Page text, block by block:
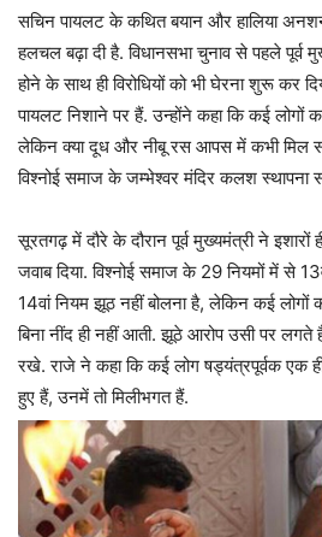
सचिन पायलट के कथित बयान और हालिया
हलचल बढ़ा दी है. विधानसभा चुनाव से पहले पूर्व
होने के साथ ही विरोधियों को भी घेरना शुरू कर
पायलट निशाने पर हैं. उन्होंने कहा कि कई लोगों
लेकिन क्या दूध और नीबू रस आपस में कभी मिल
विश्नोई समाज के जम्भेश्वर मंदिर कलश स्थापना
सूरतगढ़ में दौरे के दौरान पूर्व मुख्यमंत्री ने इशारों
जवाब दिया. विश्नोई समाज के 29 नियमों में से
14वां नियम झूठ नहीं बोलना है, लेकिन कई लोगों
बिना नींद ही नहीं आती. झूठे आरोप उसी पर लगते
रखे. राजे ने कहा कि कई लोग षड्यंत्रपूर्वक एक
हुए हैं, उनमें तो मिलीभगत हैं.